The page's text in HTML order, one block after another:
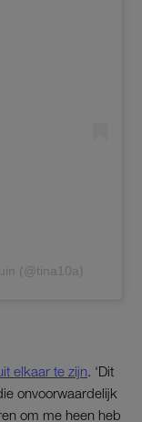
(@tina10a)
elkaar te zijn. ‘Dit
onvoorwaardelijk
om me heen heb